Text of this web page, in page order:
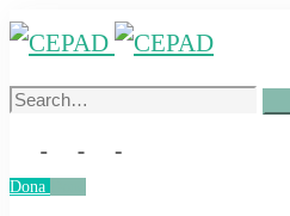
Search
Dona